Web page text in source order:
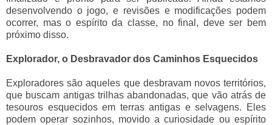
desenvolvendo o jogo, e revisões e modificações podem
ocorrer, mas o espírito da classe, no final, deve ser bem
próximo disso.
Explorador, o Desbravador dos Caminhos Esquecidos
Exploradores são aqueles que desbravam novos territórios,
que buscam antigas trilhas abandonadas, que vão atrás de
tesouros esquecidos em terras antigas e selvagens. Eles
podem operar sozinhos, movido a curiosidade ou espírito